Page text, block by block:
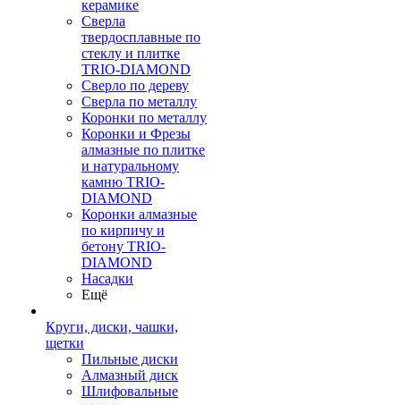
керамике
Сверла
твердосплавные по
стеклу и плитке
TRIO-DIAMOND
Сверло по дереву
Сверла по металлу
Коронки по металлу
Коронки и Фрезы
алмазные по плитке
и натуральному
камню TRIO-
DIAMOND
Коронки алмазные
по кирпичу и
бетону TRIO-
DIAMOND
Насадки
Ещё
Круги, диски, чашки,
щетки
Пильные диски
Алмазный диск
Шлифовальные